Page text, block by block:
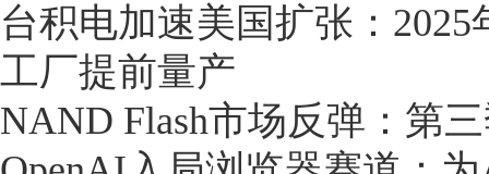
台积电加速美国扩张：
工厂提前量产
NAND Flash市场反弹：第